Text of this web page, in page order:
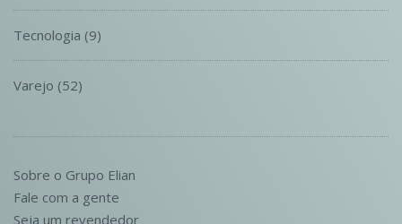
Tecnologia (9)
Varejo (52)
Sobre o Grupo Elian
Fale com a gente
Seja um revendedor